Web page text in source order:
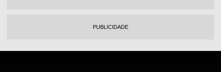
PUBLICIDADE